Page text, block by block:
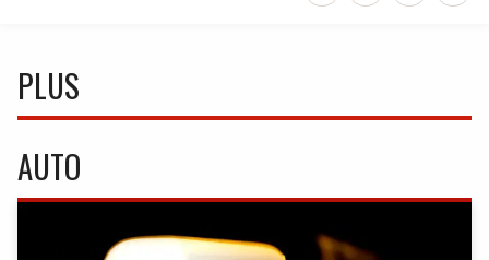
PLUS
AUTO